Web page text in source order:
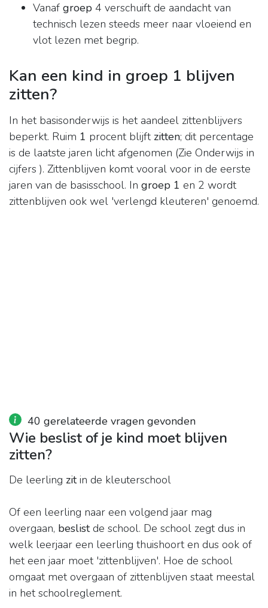
Vanaf groep 4 verschuift de aandacht van
technisch lezen steeds meer naar vloeiend en
vlot lezen met begrip.
Kan een kind in groep 1 blijven
zitten?
In het basisonderwijs is het aandeel zittenblijvers
beperkt. Ruim 1 procent blijft zitten; dit percentage
is de laatste jaren licht afgenomen (Zie Onderwijs in
cijfers ). Zittenblijven komt vooral voor in de eerste
jaren van de basisschool. In groep 1 en 2 wordt
zittenblijven ook wel 'verlengd kleuteren' genoemd.
40 gerelateerde vragen gevonden
Wie beslist of je kind moet blijven
zitten?
De leerling zitin de kleuterschool
Of een leerling naar een volgend jaar mag
overgaan, beslistde school. De school zegt dus in
welk leerjaar een leerling thuishoort en dus ook of
het een jaar moet 'zittenblijven'. Hoe de school
omgaat met overgaan of zittenblijven staat meestal
in het schoolreglement.